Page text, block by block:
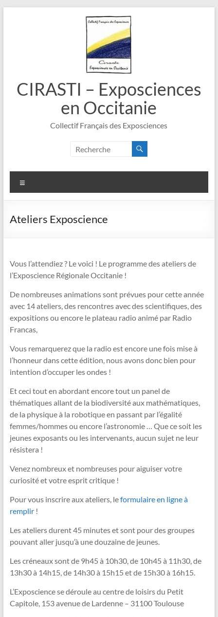
CIRASTI – Exposciences
en Occitanie
Collectif Français des Exposciences
Ateliers Exposcience
Vous l’attendiez ? Le voici ! Le programme des ateliers de
l’Exposcience Régionale Occitanie !
De nombreuses animations sont prévues pour cette année
avec 14 ateliers, des rencontres avec des scientifiques, des
expositions ou encore le plateau radio animé par Radio
Francas,
Vous remarquerez que la radio est encore une fois mise à
l’honneur dans cette édition, nous avons donc bien pour
intention d’occuper les ondes !
Et ceci tout en abordant encore tout un panel de
thématiques allant de la biodiversité aux mathématiques,
de la physique à la robotique en passant par l’égalité
femmes/hommes ou encore l’astronomie … Que ce soit les
jeunes exposants ou les intervenants, aucun sujet ne leur
résistera !
Venez nombreux et nombreuses pour aiguiser votre
curiosité et votre esprit critique !
Pour vous inscrire aux ateliers, leformulaire en ligne à
remplir!
Les ateliers durent 45 minutes et sont pour des groupes
pouvant aller jusqu’à une douzaine de jeunes.
Les créneaux sont de 9h45 à 10h30, de 10h45 à 11h30, de
13h30 à 14h15, de 14h30 à 15h15 et de 15h30 à 16h15.
L’Exposcience se déroule au centre de loisirs du Petit
Capitole, 153 avenue de Lardenne – 31100 Toulouse